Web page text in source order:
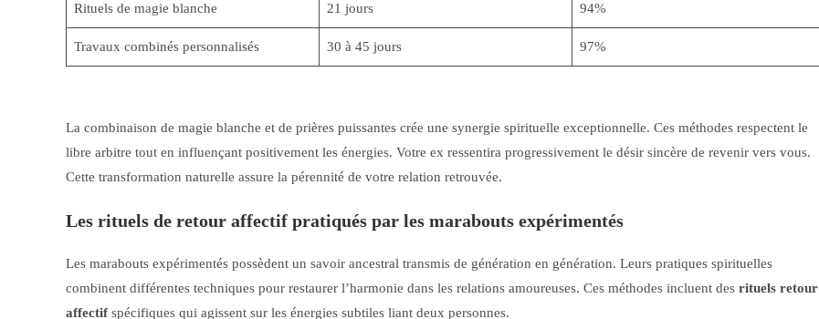
Rituels de magie blanche 21 jours 94%
Travaux combinés personnalisés 30 à 45 jours 97%
La combinaison de magie blanche et de prières puissantes crée une synergie spirituelle exceptionnelle. Ces méthodes respectent le
libre arbitre tout en influençant positivement les énergies. Votre ex ressentira progressivement le désir sincère de revenir vers vous.
Cette transformation naturelle assure la pérennité de votre relation retrouvée.
Les rituels de retour affectif pratiqués par les marabouts expérimentés
Les marabouts expérimentés possèdent un savoir ancestral transmis de génération en génération. Leurs pratiques spirituelles
combinent différentes techniques pour restaurer l’harmonie dans les relations amoureuses. Ces méthodes incluent des rituels retour
affectif spécifiques qui agissent sur les énergies subtiles liant deux personnes.